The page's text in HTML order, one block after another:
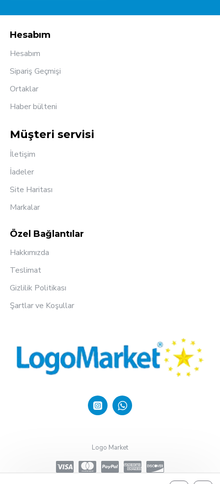
Hesabım
Hesabım
Sipariş Geçmişi
Ortaklar
Haber bülteni
Müşteri servisi
İletişim
İadeler
Site Haritası
Markalar
Özel Bağlantılar
Hakkımızda
Teslimat
Gizlilik Politikası
Şartlar ve Koşullar
Logo Market